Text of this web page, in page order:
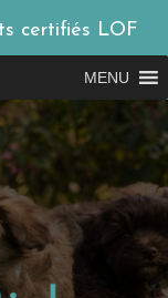
certifiés LOF
MENU